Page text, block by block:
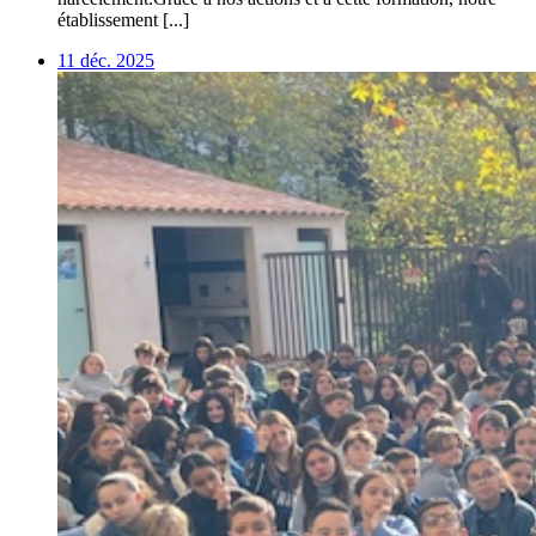
établissement [...]
11 déc. 2025